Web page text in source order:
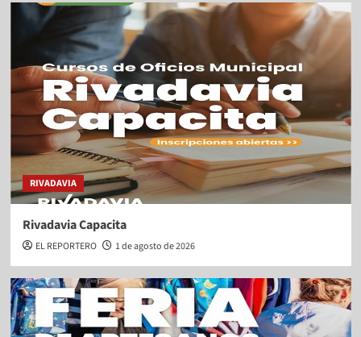
RIVADAVIA
Rivadavia Capacita
EL REPORTERO 1 de agosto de 2026